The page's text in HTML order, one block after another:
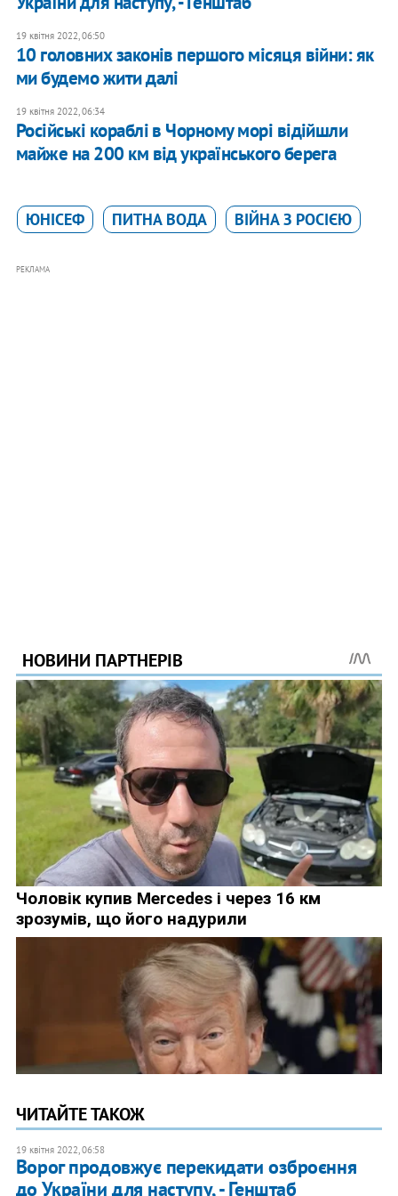
19 квітня 2022, 06:50
10 головних законів першого місяця війни: як
ми будемо жити далі
19 квітня 2022, 06:34
Російські кораблі в Чорному морі відійшли
майже на 200 км від українського берега
ЮНІСЕФ ПИТНА ВОДА ВІЙНА З РОСІЄЮ
РЕКЛАМА
ЧИТАЙТЕ ТАКОЖ
19 квітня 2022, 06:58
Ворог продовжує перекидати озброєння
до України для наступу, - Генштаб